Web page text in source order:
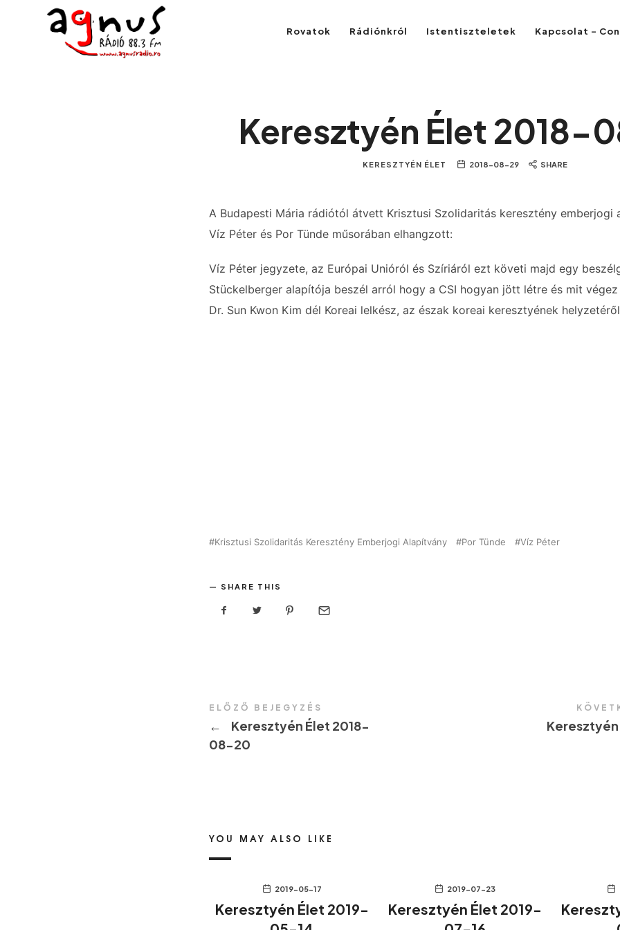
Agnus Rádió Rovatok Rádiónkról Istentiszteletek Kapcsolat –
Keresztyén Élet 2018-
KERESZTYÉN ÉLET 2018-08-29 SHARE
A Budapesti Mária rádiótól átvett Krisztusi Szolidaritás keresztény emberjogi
Víz Péter és Por Tünde műsorában elhangzott:
Víz Péter jegyzete, az Európai Unióról és Szíriáról ezt követi majd egy
Stückelberger alapítója beszél arról hogy a CSI hogyan jött létre és mit
Dr. Sun Kwon Kim dél Koreai lelkész, az észak koreai keresztyének
Krisztusi Szolidaritás Keresztény Emberjogi Alapítvány Por Tünde Víz Péter
SHARE THIS
ELŐZŐ BEJEGYZÉS
←
Keresztyén Élet 2018-
08-20
YOU MAY ALSO LIKE
2019-05-17
Keresztyén Élet 2019-
2019-07-23
Keresztyén Élet 2019-